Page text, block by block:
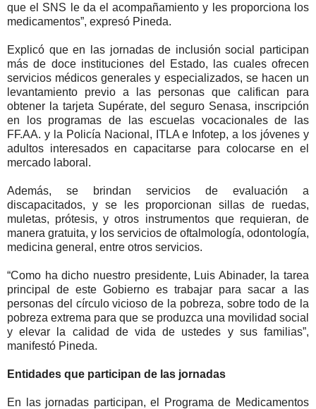
que el SNS le da el acompañamiento y les proporciona los
medicamentos”, expresó Pineda.
Explicó que en las jornadas de inclusión social participan
más de doce instituciones del Estado, las cuales ofrecen
servicios médicos generales y especializados, se hacen un
levantamiento previo a las personas que califican para
obtener la tarjeta Supérate, del seguro Senasa, inscripción
en los programas de las escuelas vocacionales de las
FF.AA. y la Policía Nacional, ITLA e Infotep, a los jóvenes y
adultos interesados en capacitarse para colocarse en el
mercado laboral.
Además, se brindan servicios de evaluación a
discapacitados, y se les proporcionan sillas de ruedas,
muletas, prótesis, y otros instrumentos que requieran, de
manera gratuita, y los servicios de oftalmología, odontología,
medicina general, entre otros servicios.
“Como ha dicho nuestro presidente, Luis Abinader, la tarea
principal de este Gobierno es trabajar para sacar a las
personas del círculo vicioso de la pobreza, sobre todo de la
pobreza extrema para que se produzca una movilidad social
y elevar la calidad de vida de ustedes y sus familias”,
manifestó Pineda.
Entidades que participan de las jornadas
En las jornadas participan, el Programa de Medicamentos